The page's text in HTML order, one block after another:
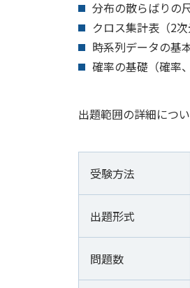
分布の散らばりの
クロス集計表（2
時系列データの基
確率の基礎（確率
出題範囲の詳細につ
受験方法
出題形式
問題数